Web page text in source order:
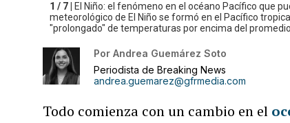
1 / 7 |
El Niño: el fenómeno en el océano Pacífico que
meteorológico de El Niño se formó en el Pacífico
"prolongado" de temperaturas por encima del promedio.
Por Andrea Guemárez Soto
Periodista de Breaking News
andrea.guemarez@gfrmedia.com
Todo comienza con un cambio en el